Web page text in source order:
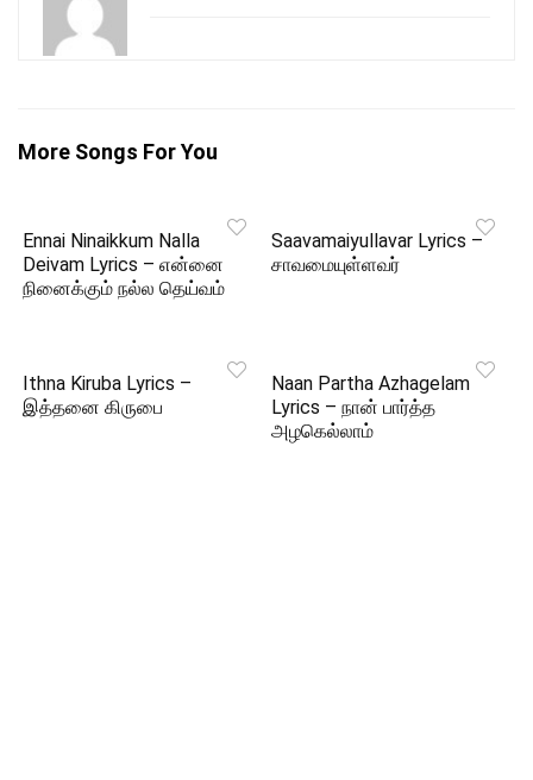
More Songs For You
Ennai Ninaikkum Nalla
Deivam Lyrics – என்னை
நினைக்கும் நல்ல தெய்வம்
Saavamaiyullavar Lyrics –
சாவமையுள்ளவர்
Ithna Kiruba Lyrics –
இத்தனை கிருபை
Naan Partha Azhagelam
Lyrics – நான் பார்த்த
அழகெல்லாம்